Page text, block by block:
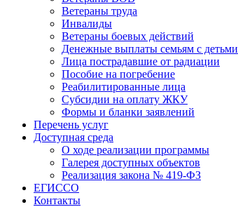
Ветераны труда
Инвалиды
Ветераны боевых действий
Денежные выплаты семьям с детьми
Лица пострадавшие от радиации
Пособие на погребение
Реабилитированные лица
Субсидии на оплату ЖКУ
Формы и бланки заявлений
Перечень услуг
Доступная среда
О ходе реализации программы
Галерея доступных объектов
Реализация закона № 419-ФЗ
ЕГИСCО
Контакты